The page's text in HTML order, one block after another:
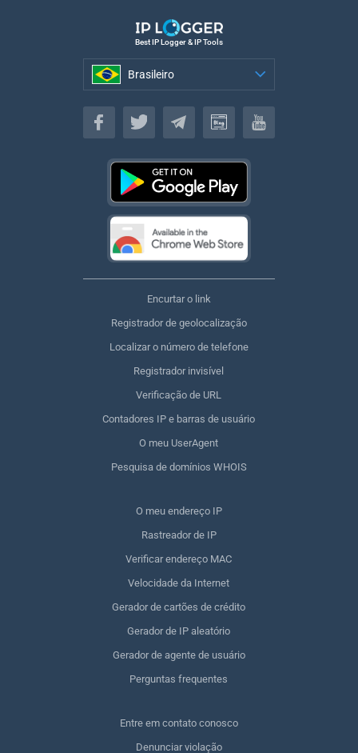
Best IP Logger & IP Tools
Brasileiro
Brasileiro
Encurtar o link
Registrador de geolocalização
Localizar o número de telefone
Registrador invisível
Verificação de URL
Contadores IP e barras de usuário
O meu UserAgent
Pesquisa de domínios WHOIS
O meu endereço IP
Rastreador de IP
Verificar endereço MAC
Velocidade da Internet
Gerador de cartões de crédito
Gerador de IP aleatório
Gerador de agente de usuário
Perguntas frequentes
Entre em contato conosco
Denunciar violação